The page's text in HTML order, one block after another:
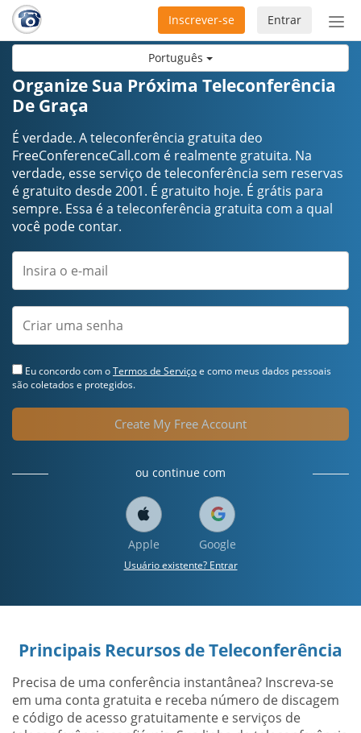
Português
Entrar
Inscrever-se
Organize Sua Próxima Teleconferência
De Graça
É verdade. A teleconferência gratuita deo
FreeConferenceCall.com é realmente gratuita. Na
verdade, esse serviço de teleconferência sem reservas
é gratuito desde 2001. É gratuito hoje. É grátis para
sempre. Essa é a teleconferência gratuita com a qual
você pode contar.
Eu concordo com oTermos de Serviçoe como meus dados pessoais
são coletados e protegidos.
Create My Free Account
ou continue com
Apple Google
Usuário existente? Entrar
Principais Recursos de Teleconferência
Precisa de uma conferência instantânea? Inscreva-se
em uma conta gratuita e receba número de discagem
e código de acesso gratuitamente e serviços de